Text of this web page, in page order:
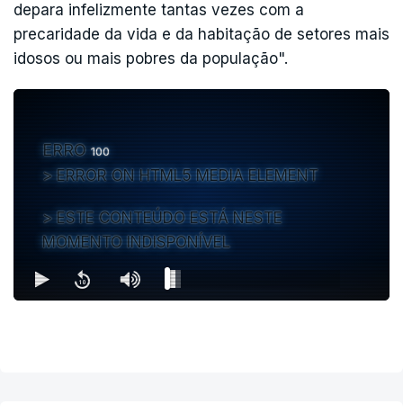
depara infelizmente tantas vezes com a
precaridade da vida e da habitação de setores mais
idosos ou mais pobres da população".
ERRO100
ERROR ON HTML5 MEDIA ELEMENT
ESTE CONTEÚDO ESTÁ NESTE
MOMENTO INDISPONÍVEL